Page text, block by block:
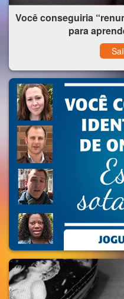
Você conseguiria
para